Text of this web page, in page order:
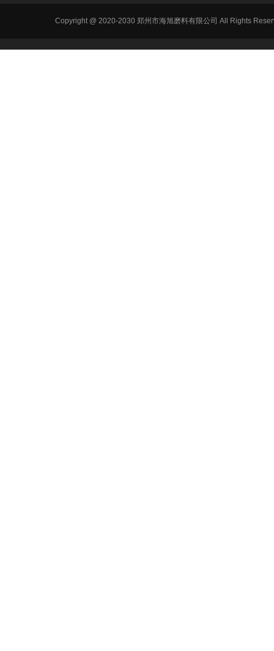
Copyright @ 2020-2030 郑州市海旭磨料有限公司 All Rights